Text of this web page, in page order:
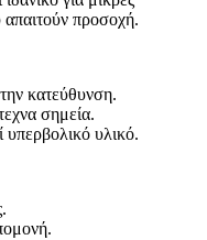
απαιτούν προσοχή.
κατεύθυνση.
σημεία.
υπερβολικό υλικό.